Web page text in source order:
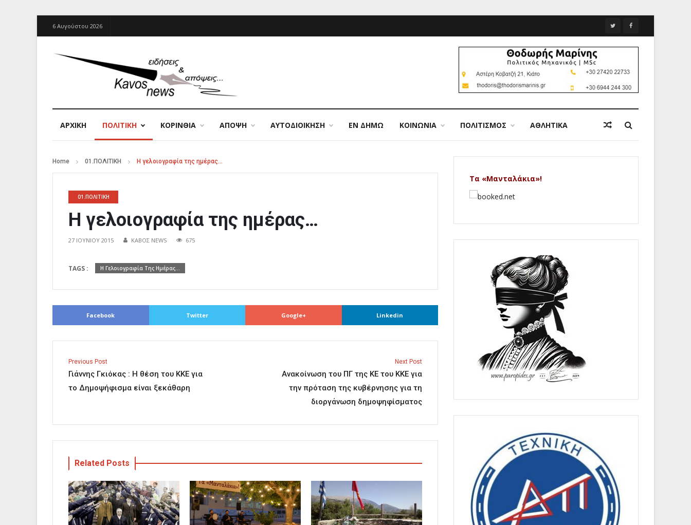
6 Αυγούστου 2026
ΑΡΧΙΚΉ ΠΟΛΙΤΙΚΗ ΚΟΡΙΝΘΙΑ ΑΠΟΨΗ ΑΥΤΟΔΙΟΙΚΗΣΗ ΕΝ ΔΗΜΩ ΚΟΙΝΩΝΙΑ ΠΟΛΙΤΙΣΜΟΣ ΑΘΛΗΤΙΚΑ
Home 01.ΠΟΛΙΤΙΚΗ Η γελοιογραφία της ημέρας…
01.ΠΟΛΙΤΙΚΗ
Η γελοιογραφία της ημέρας…
27 ΙΟΥΝΊΟΥ 2015 ΚΑΒΟΣ NEWS 675
TAGS : Η Γελοιογραφία Της Ημέρας...
Facebook Twitter Google+ Linkedin
Previous Post
Γιάννης Γκιόκας : Η θέση του ΚΚΕ για
το Δημοψήφισμα είναι ξεκάθαρη
Next Post
Ανακοίνωση του ΠΓ της ΚΕ του ΚΚΕ για
την πρόταση της κυβέρνησης για τη
διοργάνωση δημοψηφίσματος
Related Posts
Τα «Μανταλάκια»!